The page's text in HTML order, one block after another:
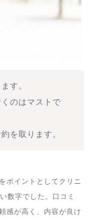
す。
のはマストで
を取ります。
ポイントとしてクリニ
数字でした。口コミ
感が高く、内容が良け